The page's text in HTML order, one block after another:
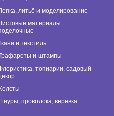
литьё и моделирование
материалы
и текстиль
и штампы
топиарии, садовый
проволока, веревка